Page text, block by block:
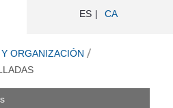
- Comaigua
ES CA
ORGANIZACIÓN